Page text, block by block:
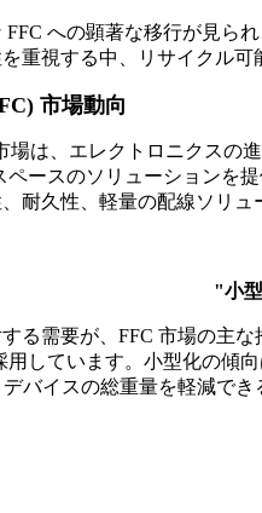
への顕著な移行が見ら
重視する中、リサイクル
市場動向
場は、エレクトロニクス
ースのソリューションを
耐久性、軽量の配線ソリ
"小
る需要が、FFC 市場の主
しています。小型化の傾
バイスの総重量を軽減で